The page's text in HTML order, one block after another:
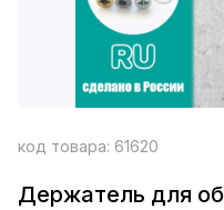
код товара: 61620
Держатель для